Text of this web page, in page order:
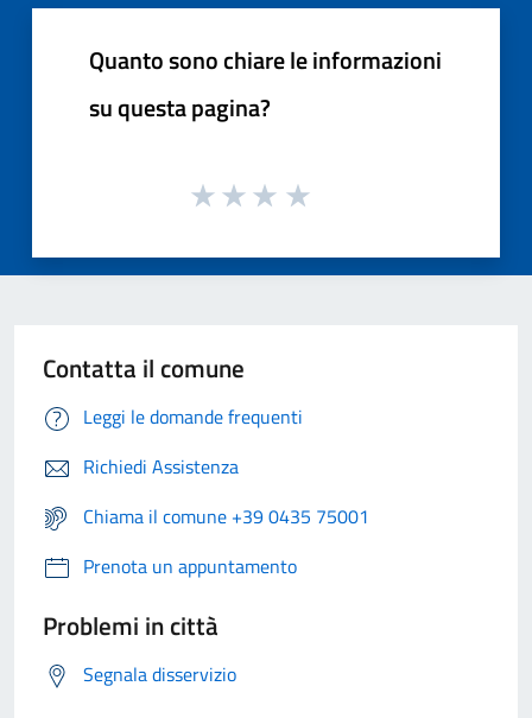
Quanto sono chiare le informazioni
su questa pagina?
Contatta il comune
Leggi le domande frequenti
Richiedi Assistenza
Chiama il comune +39 0435 75001
Prenota un appuntamento
Problemi in città
Segnala disservizio